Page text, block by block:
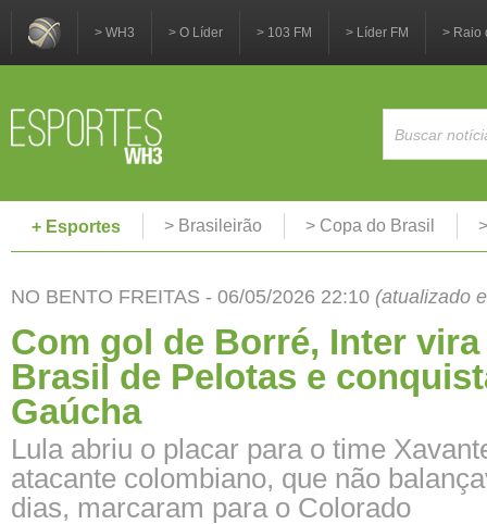
> WH3 > O Líder > 103 FM > Líder FM > Raio
+ Esportes > Brasileirão > Copa do Brasil
NO BENTO FREITAS - 06/05/2026 22:10 (atualizado
Com gol de Borré, Inter
Brasil de Pelotas e
Gaúcha
Lula abriu o placar para o time
atacante colombiano, que não
dias, marcaram para o Colorado